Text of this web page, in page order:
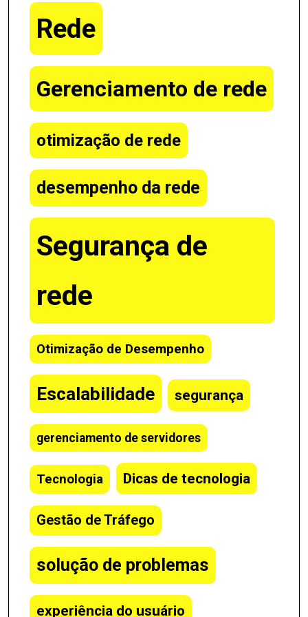
Rede
Gerenciamento de rede
otimização de rede
desempenho da rede
Segurança de
rede
Otimização de Desempenho
Escalabilidade segurança
gerenciamento de servidores
Tecnologia Dicas de tecnologia
Gestão de Tráfego
solução de problemas
experiência do usuário